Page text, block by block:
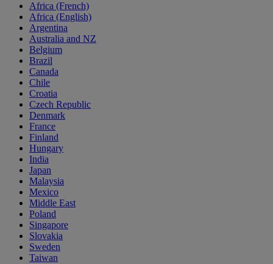
Africa (French)
Africa (English)
Argentina
Australia and NZ
Belgium
Brazil
Canada
Chile
Croatia
Czech Republic
Denmark
France
Finland
Hungary
India
Japan
Malaysia
Mexico
Middle East
Poland
Singapore
Slovakia
Sweden
Taiwan